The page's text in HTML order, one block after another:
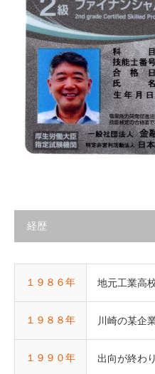
経歴
１９８６年 地元工業高
１９８８年 川崎の某企
１９９０年 出向が終わ